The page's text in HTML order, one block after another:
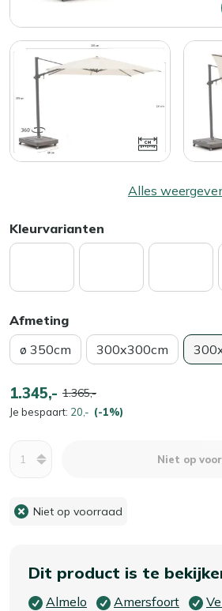
Alles
Kleurvarianten
Afmeting
ø 350cm
300x300cm
1.345,- 1.365,-
Je bespaart: 20,- (-1%)
Niet op
Niet op voorraad
Dit product is te
Almelo Amersfoort